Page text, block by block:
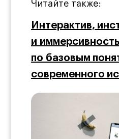
Читайте также:
Интерактив,
и
по базовым
современного